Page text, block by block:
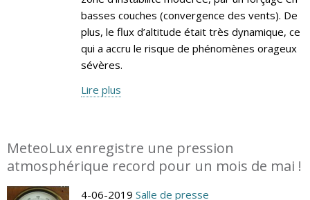
basses couches (convergence des vents). De
plus, le flux d’altitude était très dynamique, ce
qui a accru le risque de phénomènes orageux
sévères.
Lire plus
MeteoLux enregistre une pression
atmosphérique record pour un mois de mai !
4-06-2019 Salle de presse